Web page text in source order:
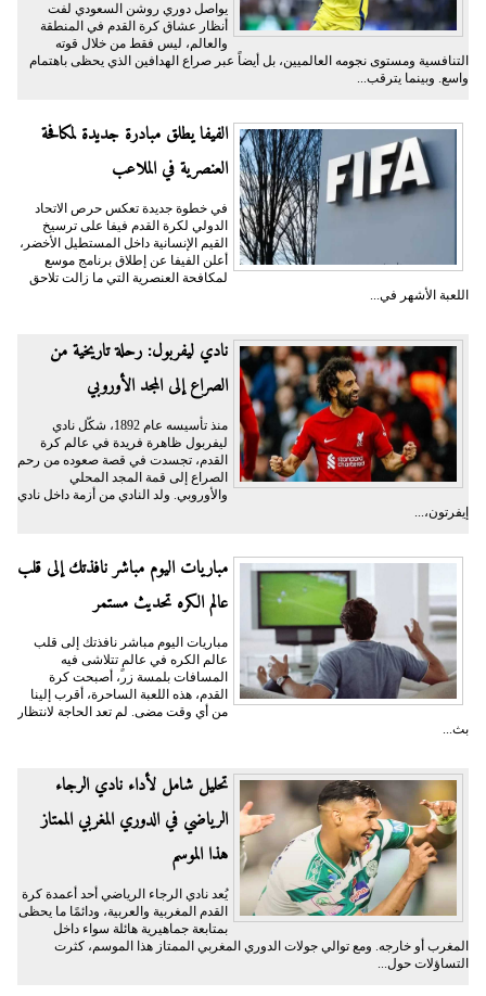
يواصل دوري روشن السعودي لفت
أنظار عشاق كرة القدم في المنطقة
والعالم، ليس فقط من خلال قوته
التنافسية ومستوى نجومه العالميين، بل أيضاً عبر صراع الهدافين الذي يحظى باهتمام
واسع. وبينما يترقب...
الفيفا يطلق مبادرة جديدة لمكافحة
العنصرية في الملاعب
في خطوة جديدة تعكس حرص الاتحاد
الدولي لكرة القدم فيفا على ترسيخ
القيم الإنسانية داخل المستطيل الأخضر،
أعلن الفيفا عن إطلاق برنامج موسع
لمكافحة العنصرية التي ما زالت تلاحق
اللعبة الأشهر في...
نادي ليفربول: رحلة تاريخية من
الصراع إلى المجد الأوروبي
منذ تأسيسه عام 1892، شكّل نادي
ليفربول ظاهرة فريدة في عالم كرة
القدم، تجسدت في قصة صعوده من رحم
الصراع إلى قمة المجد المحلي
والأوروبي. ولد النادي من أزمة داخل نادي
إيفرتون،...
مباريات اليوم مباشر نافذتك إلى قلب
عالم الكره تحديث مستمر
مباريات اليوم مباشر نافذتك إلى قلب
عالم الكره في عالمٍ تتلاشى فيه
المسافات بلمسة زر، أصبحت كرة
القدم، هذه اللعبة الساحرة، أقرب إلينا
من أي وقت مضى. لم تعد الحاجة لانتظار
بث...
تحليل شامل لأداء نادي الرجاء
الرياضي في الدوري المغربي الممتاز
هذا الموسم
يُعد نادي الرجاء الرياضي أحد أعمدة كرة
القدم المغربية والعربية، ودائمًا ما يحظى
بمتابعة جماهيرية هائلة سواء داخل
المغرب أو خارجه. ومع توالي جولات الدوري المغربي الممتاز هذا الموسم، كثرت
التساؤلات حول...